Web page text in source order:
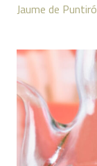
Jaume de Puntiró